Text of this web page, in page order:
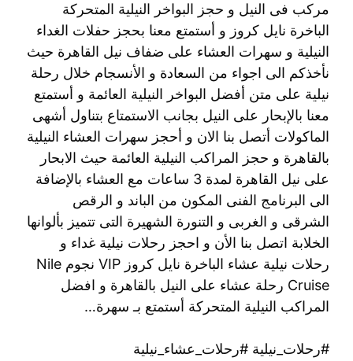
مركب فى النيل و حجز البواخر النيلية المتحركة
الباخرة نايل كروز و أستمتع معنا بحجز حفلات الغداء
النيلية و سهرات العشاء على ضفاف نيل القاهرة حيث
نأخذكم الى اجواء من السعادة و الأنسجام خلال رحلة
نيلية على متن أفضل البواخر النيلية العائمة و أستمتع
معنا بالإبحار على النيل بجانب الاستمتاع بتناول أشهى
الماكولات أتصل بنا الان و أحجز سهرات العشاء النيلية
بالقاهرة و حجز المراكب النيلية العائمة حيث الابحار
على نيل القاهرة لمدة 3 ساعات مع العشاء بالإضافة
الى البرنامج الفنى المكون من الباند و الرقص
الشرقى و الغربى و التنورة الشهيرة التى تتميز بألوانها
الخلابة اتصل بنا الأن و احجز رحلات نيلية غداء و
رحلات نيلية عشاء الباخرة نايل كروز VIP نجوم Nile
Cruise رحلة عشاء على النيل بالقاهرة و افضل
المراكب النيلية المتحركة أستمتع بـ سهرة…
#رحلات_نيلية #رحلات_عشاء_نيلية